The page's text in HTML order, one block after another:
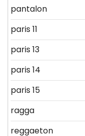
pantalon
paris 11
paris 13
paris 14
paris 15
ragga
reggaeton